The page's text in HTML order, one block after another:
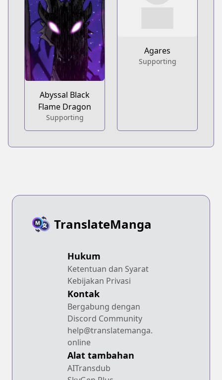
Abyssal Black
Flame Dragon
Supporting
Agares
Supporting
TranslateManga
Hukum
Ketentuan dan Syarat
Kebijakan Privasi
Kontak
Bergabung dengan
Discord Community
help@translatemanga.
online
Alat tambahan
AITransdub